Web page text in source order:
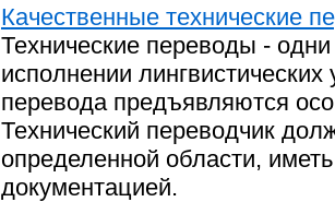
Качественные технические
Технические переводы -
исполнении лингвистических
перевода предъявляются
Технический переводчик
определенной области,
документацией.